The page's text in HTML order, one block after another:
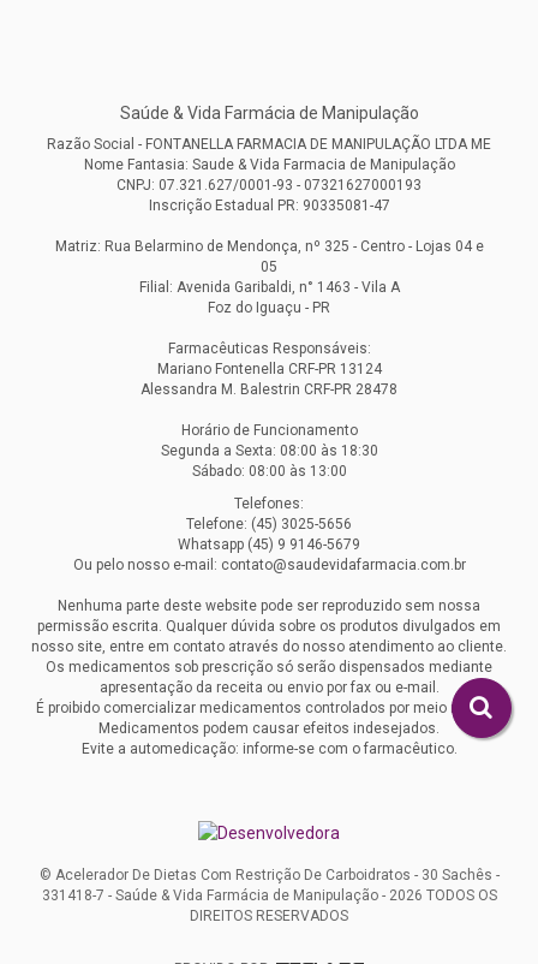
Saúde & Vida Farmácia de Manipulação
Razão Social - FONTANELLA FARMACIA DE MANIPULAÇÃO LTDA ME
Nome Fantasia: Saude & Vida Farmacia de Manipulação
CNPJ: 07.321.627/0001-93 - 07321627000193
Inscrição Estadual PR: 90335081-47
Matriz: Rua Belarmino de Mendonça, nº 325 - Centro - Lojas 04 e
05
Filial: Avenida Garibaldi, n° 1463 - Vila A
Foz do Iguaçu - PR
Farmacêuticas Responsáveis:
Mariano Fontenella CRF-PR 13124
Alessandra M. Balestrin CRF-PR 28478
Horário de Funcionamento
Segunda a Sexta: 08:00 às 18:30
Sábado: 08:00 às 13:00
Telefones:
Telefone: (45) 3025-5656
Whatsapp (45) 9 9146-5679
Ou pelo nosso e-mail: contato@saudevidafarmacia.com.br
Nenhuma parte deste website pode ser reproduzido sem nossa
permissão escrita. Qualquer dúvida sobre os produtos divulgados em
nosso site, entre em contato através do nosso atendimento ao cliente.
Os medicamentos sob prescrição só serão dispensados mediante
apresentação da receita ou envio por fax ou e-mail.
É proibido comercializar medicamentos controlados por meio remoto.
Medicamentos podem causar efeitos indesejados.
Evite a automedicação: informe-se com o farmacêutico.
© Acelerador De Dietas Com Restrição De Carboidratos - 30 Sachês -
331418-7 - Saúde & Vida Farmácia de Manipulação - 2026 TODOS OS
DIREITOS RESERVADOS